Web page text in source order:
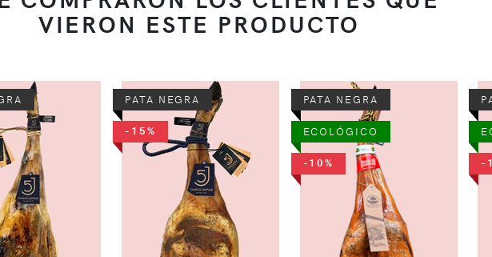
VIERON ESTE PRODUCTO
PATA NEGRA
-15%
PATA NEGRA
ECOLÓGICO
-10% -